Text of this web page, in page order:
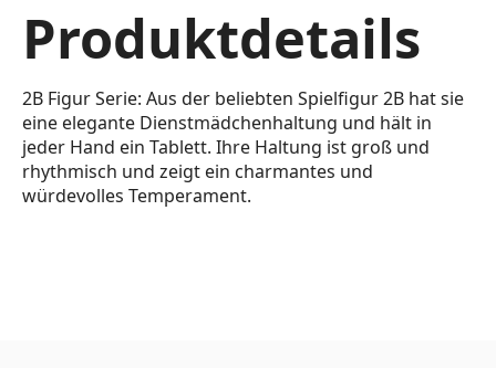
Produktdetails
2B Figur Serie: Aus der beliebten Spielfigur 2B hat sie
eine elegante Dienstmädchenhaltung und hält in
jeder Hand ein Tablett. Ihre Haltung ist groß und
rhythmisch und zeigt ein charmantes und
würdevolles Temperament.